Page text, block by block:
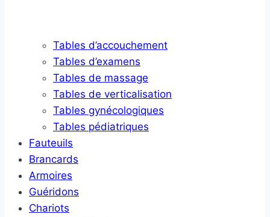
Tables d’accouchement
Tables d’examens
Tables de massage
Tables de verticalisation
Tables gynécologiques
Tables pédiatriques
Fauteuils
Brancards
Armoires
Guéridons
Chariots